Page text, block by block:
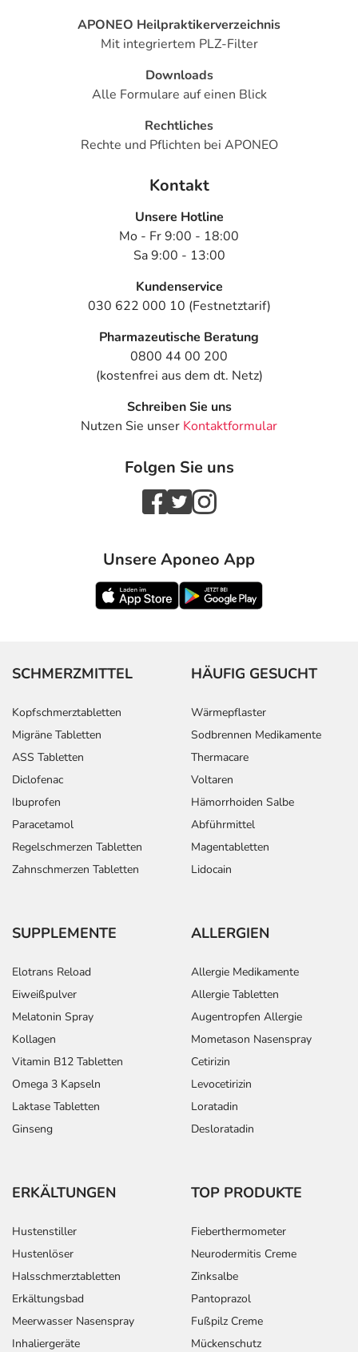
APONEO Heilpraktikerverzeichnis
Mit integriertem PLZ-Filter
Downloads
Alle Formulare auf einen Blick
Rechtliches
Rechte und Pflichten bei APONEO
Kontakt
Unsere Hotline
Mo - Fr 9:00 - 18:00
Sa 9:00 - 13:00
Kundenservice
030 622 000 10 (Festnetztarif)
Pharmazeutische Beratung
0800 44 00 200
(kostenfrei aus dem dt. Netz)
Schreiben Sie uns
Nutzen Sie unser Kontaktformular
Folgen Sie uns
Unsere Aponeo App
SCHMERZMITTEL
Kopfschmerztabletten
Migräne Tabletten
ASS Tabletten
Diclofenac
Ibuprofen
Paracetamol
Regelschmerzen Tabletten
Zahnschmerzen Tabletten
HÄUFIG GESUCHT
Wärmepflaster
Sodbrennen Medikamente
Thermacare
Voltaren
Hämorrhoiden Salbe
Abführmittel
Magentabletten
Lidocain
SUPPLEMENTE
Elotrans Reload
Eiweißpulver
Melatonin Spray
Kollagen
Vitamin B12 Tabletten
Omega 3 Kapseln
Laktase Tabletten
Ginseng
ALLERGIEN
Allergie Medikamente
Allergie Tabletten
Augentropfen Allergie
Mometason Nasenspray
Cetirizin
Levocetirizin
Loratadin
Desloratadin
ERKÄLTUNGEN
Hustenstiller
Hustenlöser
Halsschmerztabletten
Erkältungsbad
Meerwasser Nasenspray
Inhaliergeräte
TOP PRODUKTE
Fieberthermometer
Neurodermitis Creme
Zinksalbe
Pantoprazol
Fußpilz Creme
Mückenschutz